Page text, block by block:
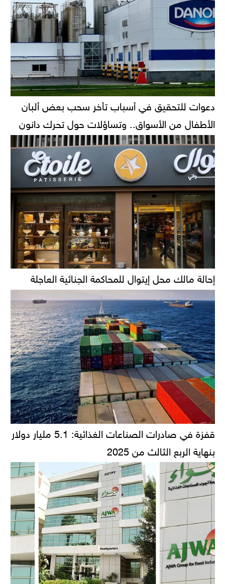
دعوات للتحقيق في أسباب تأخر سحب بعض ألبان
الأطفال من الأسواق.. وتساؤلات حول تحرك دانون
إحالة مالك محل إيتوال للمحاكمة الجنائية العاجلة
قفزة في صادرات الصناعات الغذائية: 5.1 مليار دولار
بنهاية الربع الثالث من 2025